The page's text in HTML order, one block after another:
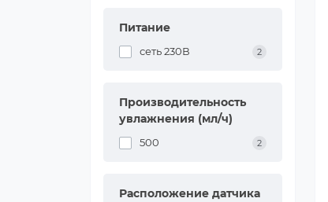
Питание
сеть 230В 2
Производительность
увлажнения (мл/ч)
500 2
Расположение датчика